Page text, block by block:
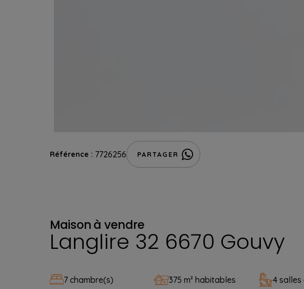
Référence : 7726256 PARTAGER
Maisonà vendre
Langlire 32 6670 Gouvy
7 chambre(s) 375 m² habitables
4 salles